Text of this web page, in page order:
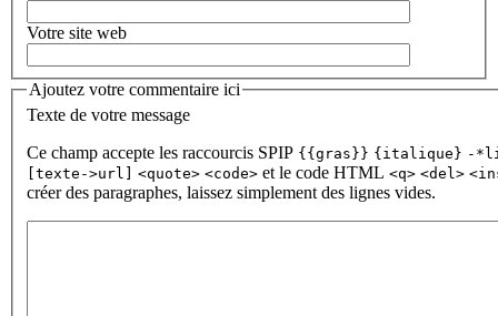
Votre site web
Ajoutez votre commentaire ici
Texte de votre message
Ce champ accepte les raccourcis SPIP {{gras}} {italique} -
[texte->url]
<quote> <code> et le code HTML <q> <del>
créer des paragraphes, laissez simplement des lignes vides.